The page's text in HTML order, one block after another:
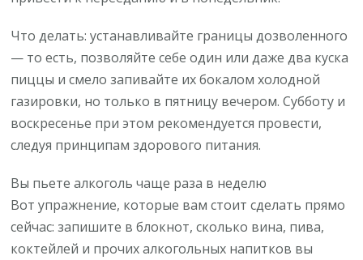
Что делать: устанавливайте границы дозволенного
— то есть, позволяйте себе один или даже два куска
пиццы и смело запивайте их бокалом холодной
газировки, но только в пятницу вечером. Субботу и
воскресенье при этом рекомендуется провести,
следуя принципам здорового питания.
Вы пьете алкоголь чаще раза в неделю
Вот упражнение, которые вам стоит сделать прямо
сейчас: запишите в блокнот, сколько вина, пива,
коктейлей и прочих алкогольных напитков вы